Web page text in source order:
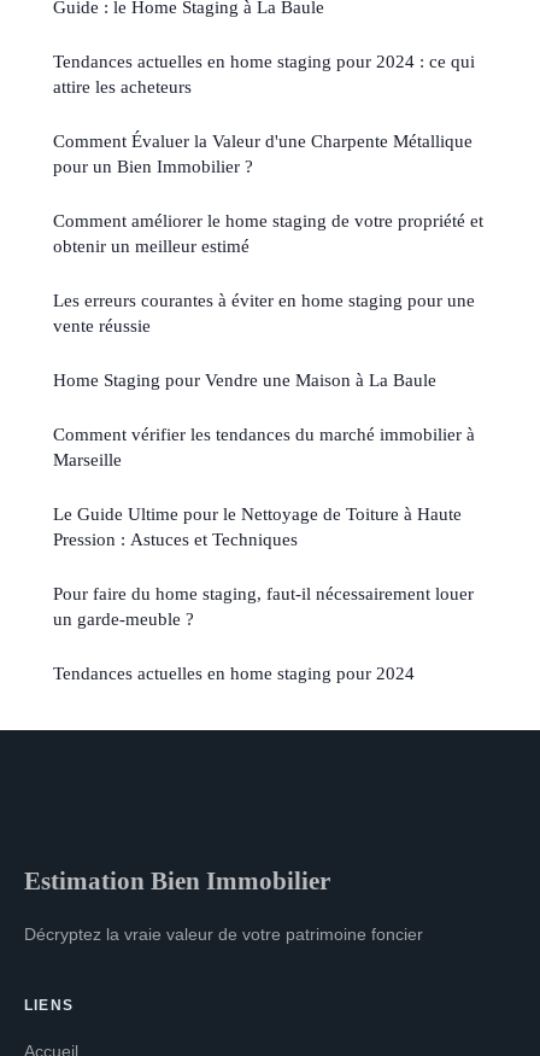
Guide : le Home Staging à La Baule
Tendances actuelles en home staging pour 2024 : ce qui
attire les acheteurs
Comment Évaluer la Valeur d'une Charpente Métallique
pour un Bien Immobilier ?
Comment améliorer le home staging de votre propriété et
obtenir un meilleur estimé
Les erreurs courantes à éviter en home staging pour une
vente réussie
Home Staging pour Vendre une Maison à La Baule
Comment vérifier les tendances du marché immobilier à
Marseille
Le Guide Ultime pour le Nettoyage de Toiture à Haute
Pression : Astuces et Techniques
Pour faire du home staging, faut-il nécessairement louer
un garde-meuble ?
Tendances actuelles en home staging pour 2024
Estimation Bien Immobilier
Décryptez la vraie valeur de votre patrimoine foncier
LIENS
Accueil